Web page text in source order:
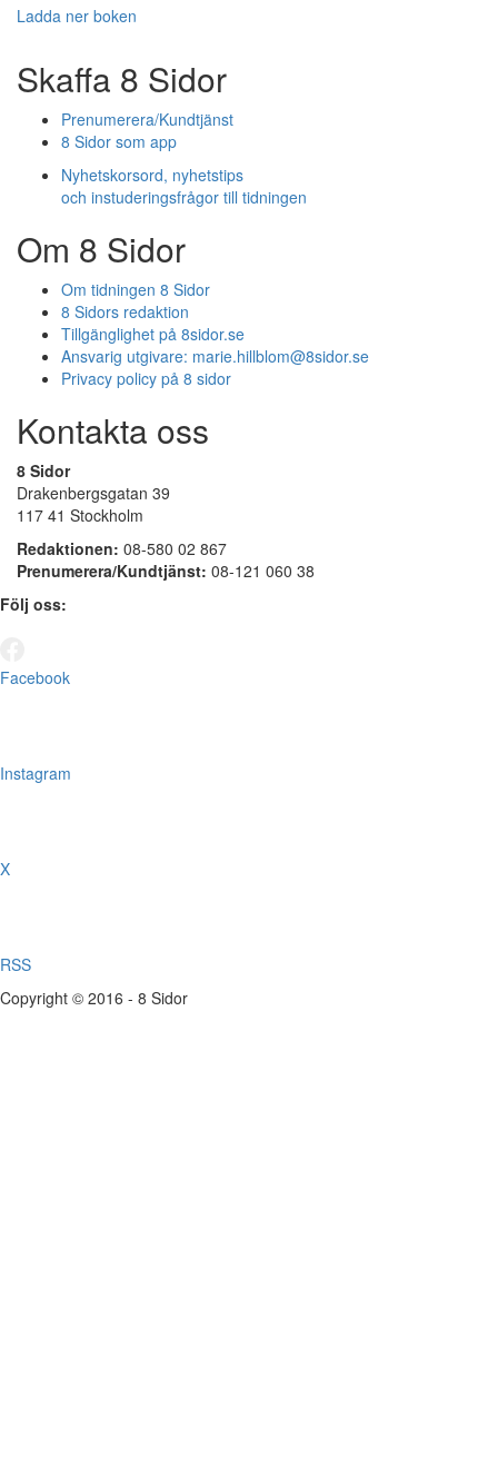
Ladda ner boken
Skaffa 8 Sidor
Prenumerera/Kundtjänst
8 Sidor som app
Nyhetskorsord, nyhetstips
och instuderingsfrågor till tidningen
Om 8 Sidor
Om tidningen 8 Sidor
8 Sidors redaktion
Tillgänglighet på 8sidor.se
Ansvarig utgivare: marie.hillblom@8sidor.se
Privacy policy på 8 sidor
Kontakta oss
8 Sidor
Drakenbergsgatan 39
117 41 Stockholm
Redaktionen: 08-580 02 867
Prenumerera/Kundtjänst: 08-121 060 38
Följ oss:
Facebook
Instagram
X
RSS
Copyright © 2016 - 8 Sidor